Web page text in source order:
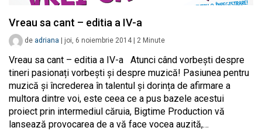
Vreau sa cant – editia a IV-a
de adriana joi, 6 noiembrie 2014 2 Minute
Vreau sa cant – editia a IV-a Atunci când vorbeşti despre
tineri pasionați vorbeşti și despre muzică! Pasiunea pentru
muzică și încrederea în talentul și dorința de afirmare a
multora dintre voi, este ceea ce a pus bazele acestui
proiect prin intermediul căruia, Bigtime Production vă
lansează provocarea de a vă face vocea auzită,…